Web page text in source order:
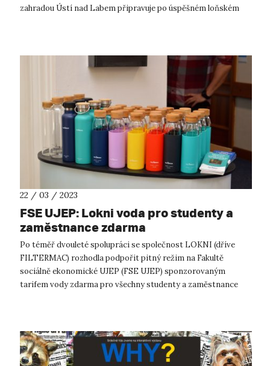
zahradou Ústí nad Labem připravuje po úspěšném loňském
22 / 03 / 2023
FSE UJEP: Lokni voda pro studenty a
zaměstnance zdarma
Po téměř dvouleté spolupráci se společnost LOKNI (dříve
FILTERMAC) rozhodla podpořit pitný režim na Fakultě
sociálně ekonomické UJEP (FSE UJEP) sponzorovaným
tarifem vody zdarma pro všechny studenty a zaměstnance